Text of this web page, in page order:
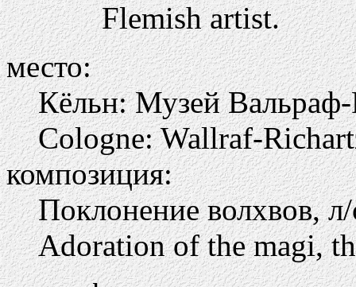
Flemish artist.
место:
Кёльн: Музей
Cologne: Wallraf-
композиция:
Поклонение волхвов,
Adoration of the magi,